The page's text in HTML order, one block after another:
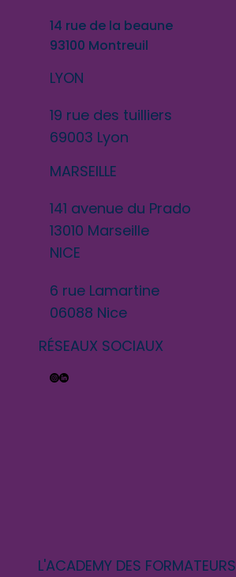
L'ACADEMY DES FORMATEURS
RÉSEAUX SOCIAUX
14 rue de la beaune
93100 Montreuil
LYON
19 rue des tuilliers
69003 Lyon
MARSEILLE
141 avenue du Prado
13010 Marseille
NICE
6 rue Lamartine
06088 Nice